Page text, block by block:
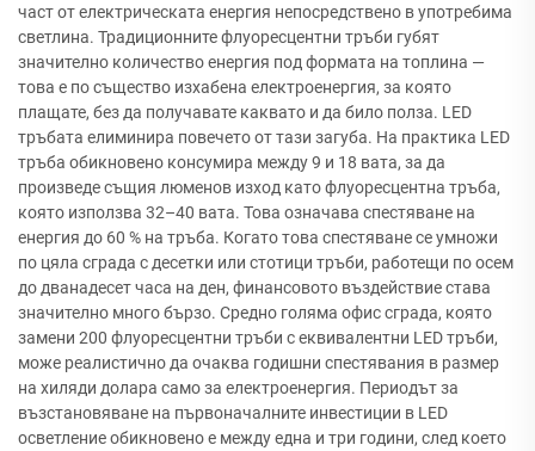
част от електрическата енергия непосредствено в употребима
светлина. Традиционните флуоресцентни тръби губят
значително количество енергия под формата на топлина —
това е по същество изхабена електроенергия, за която
плащате, без да получавате каквато и да било полза. LED
тръбата елиминира повечето от тази загуба. На практика LED
тръба обикновено консумира между 9 и 18 вата, за да
произведе същия люменов изход като флуоресцентна тръба,
която използва 32–40 вата. Това означава спестяване на
енергия до 60 % на тръба. Когато това спестяване се умножи
по цяла сграда с десетки или стотици тръби, работещи по осем
до дванадесет часа на ден, финансовото въздействие става
значително много бързо. Средно голяма офис сграда, която
замени 200 флуоресцентни тръби с еквивалентни LED тръби,
може реалистично да очаква годишни спестявания в размер
на хиляди долара само за електроенергия. Периодът за
възстановяване на първоначалните инвестиции в LED
осветление обикновено е между една и три години, след което